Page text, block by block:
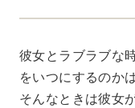
彼女とラブラブな
をいつにするのか
そんなときは彼女